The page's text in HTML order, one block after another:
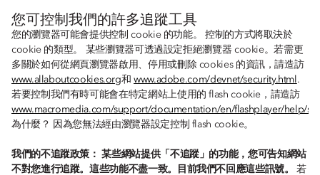
您可控制我們的許多追蹤工具
您的瀏覽器可能會提供控制 cookie 的功能。 控制的方式將取決於
cookie 的類型。 某些瀏覽器可透過設定拒絕瀏覽器 cookie。若需更
多關於如何從網頁瀏覽器啟用、停用或刪除 cookies 的資訊，請造訪
www.allaboutcookies.org和www.adobe.com/devnet/security.html .
若要控制我們有時可能會在特定網站上使用的 flash cookie，請造訪
www.macromedia.com/support/documentation/en/flashplayer/help/
為什麼？ 因為您無法經由瀏覽器設定控制 flash cookie。
我們的不追蹤政策： 某些網站提供「不追蹤」的功能，您可告知網站
不對您進行追蹤。這些功能不盡一致。目前我們不回應這些訊號。
若